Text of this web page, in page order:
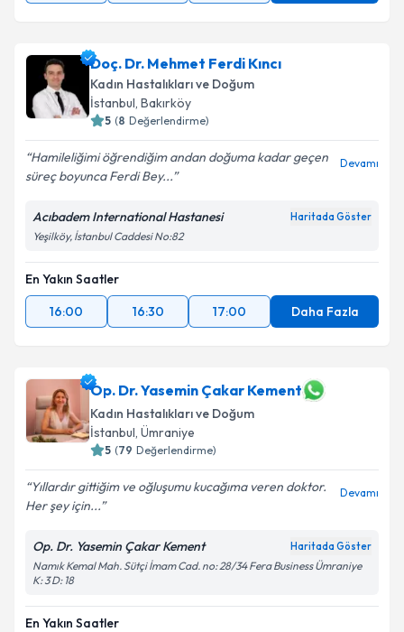
Doç. Dr. Mehmet Ferdi Kıncı
Kadın Hastalıkları ve Doğum
İstanbul, Bakırköy
5 (8 Değerlendirme)
Hamileliğimi öğrendiğim andan doğuma kadar geçen
süreç boyunca Ferdi Bey...
Devamı
Acıbadem International Hastanesi Haritada Göster
Yeşilköy, İstanbul Caddesi No:82
En Yakın Saatler
16:00
16:30 17:00 Daha Fazla
Op. Dr. Yasemin Çakar Kement
Kadın Hastalıkları ve Doğum
İstanbul, Ümraniye
5 (79 Değerlendirme)
Yıllardır gittiğim ve oğluşumu kucağıma veren doktor.
Her şey için...
Devamı
Op. Dr. Yasemin Çakar Kement Haritada Göster
Namık Kemal Mah. Sütçi İmam Cad. no: 28/34 Fera Business Ümraniye
K: 3 D: 18
En Yakın Saatler